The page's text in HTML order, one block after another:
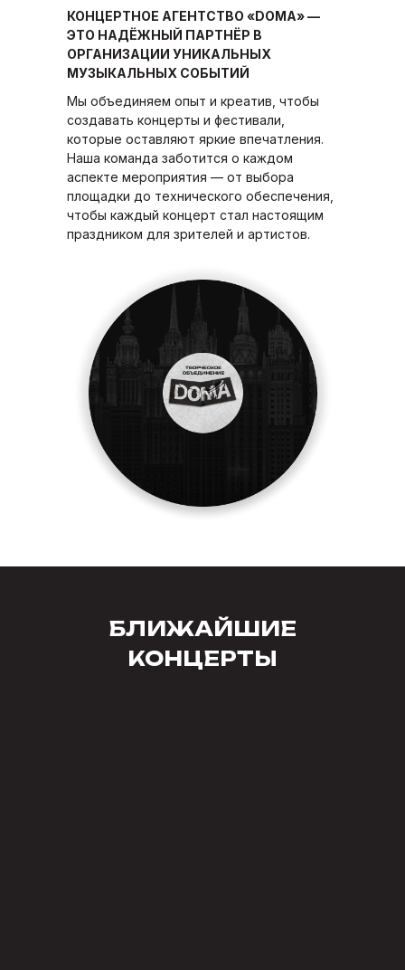
Мы объединяем опыт и креатив, чтобы
создавать концерты и фестивали,
которые оставляют яркие впечатления.
Наша команда заботится о каждом
аспекте мероприятия — от выбора
площадки до технического обеспечения,
чтобы каждый концерт стал настоящим
праздником для зрителей и артистов.
КОНЦЕРТНОЕ АГЕНТСТВО «DOMA» —
ЭТО НАДЁЖНЫЙ ПАРТНЁР В
ОРГАНИЗАЦИИ УНИКАЛЬНЫХ
МУЗЫКАЛЬНЫХ СОБЫТИЙ
БЛИЖАЙШИЕ
КОНЦЕРТЫ